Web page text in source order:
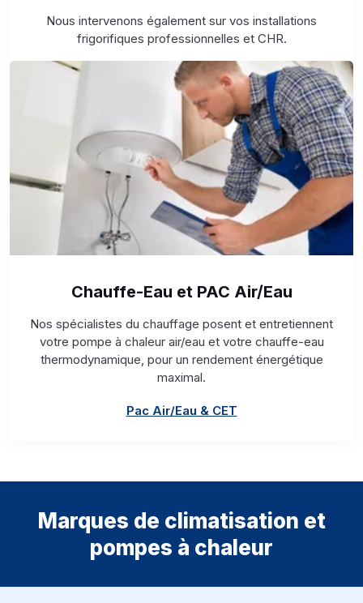
Nous intervenons également sur vos installations
frigorifiques professionnelles et CHR.
Chauffe-Eau et PAC Air/Eau
Nos spécialistes du chauffage posent et entretiennent
votre pompe à chaleur air/eau et votre chauffe-eau
thermodynamique, pour un rendement énergétique
maximal.
Pac Air/Eau & CET
Marques de climatisation et
pompes à chaleur